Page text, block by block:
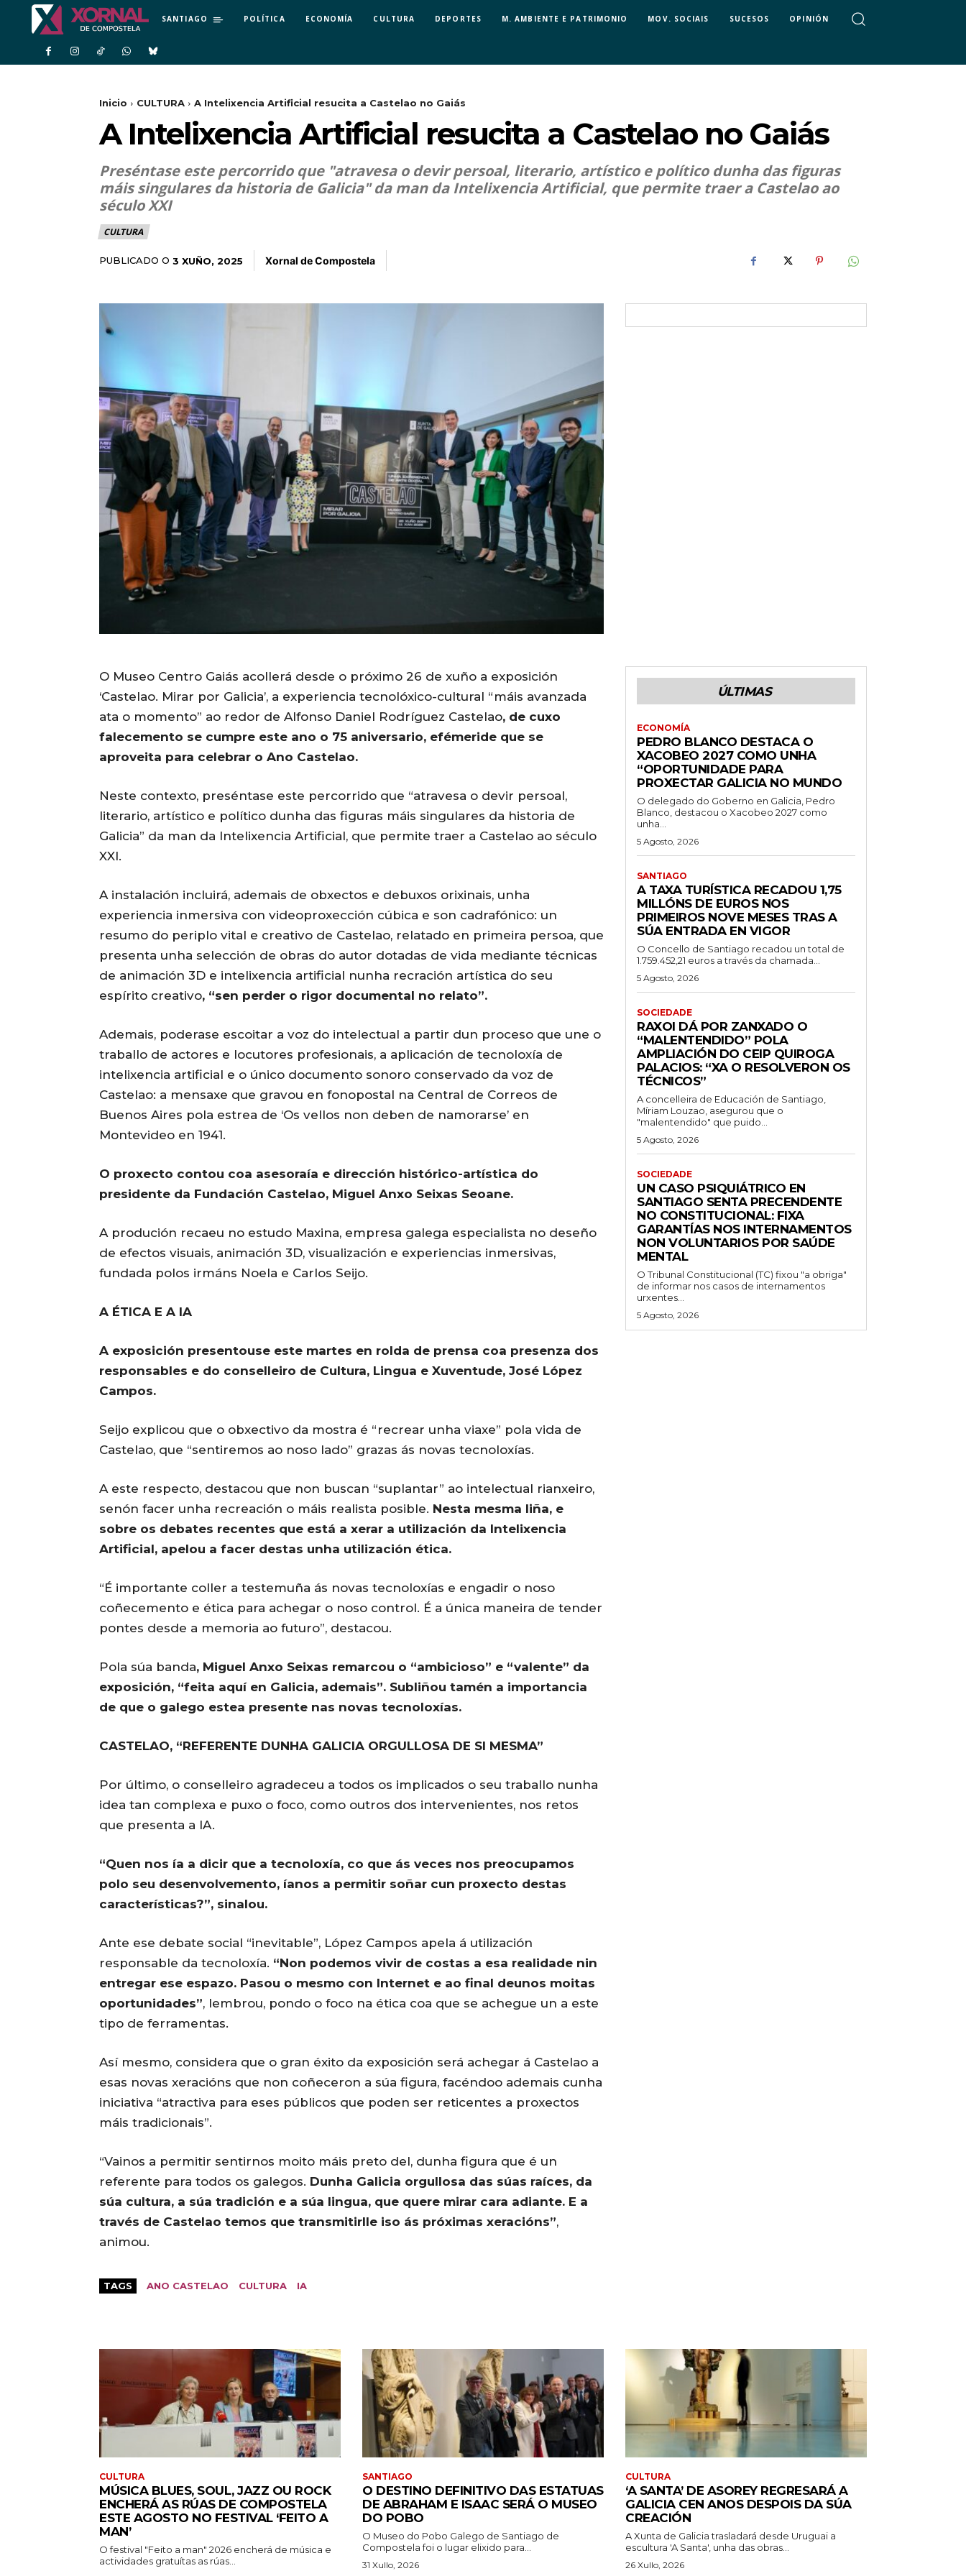
SANTIAGO POLÍTICA ECONOMÍA CULTURA DEPORTES M. AMBIENTE E PATRIMONIO MOV. SOCIAIS SUCESOS OPINIÓN
Inicio CULTURA A Intelixencia Artificial resucita a Castelao no Gaiás
A Intelixencia Artificial resucita a Castelao no Gaiás
Preséntase este percorrido que "atravesa o devir persoal, literario, artístico e político dunha das figuras
máis singulares da historia de Galicia" da man da Intelixencia Artificial, que permite traer a Castelao ao
século XXI
CULTURA
PUBLICADO O 3 XUÑO, 2025 Xornal de Compostela
O Museo Centro Gaiás acollerá desde o próximo 26 de xuño a exposición
‘Castelao. Mirar por Galicia’, a experiencia tecnolóxico-cultural “máis avanzada
ata o momento” ao redor de Alfonso Daniel Rodríguez Castelao, de cuxo
falecemento se cumpre este ano o 75 aniversario, efémeride que se
aproveita para celebrar o Ano Castelao.
Neste contexto, preséntase este percorrido que “atravesa o devir persoal,
literario, artístico e político dunha das figuras máis singulares da historia de
Galicia” da man da Intelixencia Artificial, que permite traer a Castelao ao século
XXI.
A instalación incluirá, ademais de obxectos e debuxos orixinais, unha
experiencia inmersiva con videoproxección cúbica e son cadrafónico: un
resumo do periplo vital e creativo de Castelao, relatado en primeira persoa, que
presenta unha selección de obras do autor dotadas de vida mediante técnicas
de animación 3D e intelixencia artificial nunha recración artística do seu
espírito creativo, “sen perder o rigor documental no relato”.
Ademais, poderase escoitar a voz do intelectual a partir dun proceso que une o
traballo de actores e locutores profesionais, a aplicación de tecnoloxía de
intelixencia artificial e o único documento sonoro conservado da voz de
Castelao: a mensaxe que gravou en fonopostal na Central de Correos de
Buenos Aires pola estrea de ‘Os vellos non deben de namorarse’ en
Montevideo en 1941.
O proxecto contou coa asesoraía e dirección histórico-artística do
presidente da Fundación Castelao, Miguel Anxo Seixas Seoane.
A produción recaeu no estudo Maxina, empresa galega especialista no deseño
de efectos visuais, animación 3D, visualización e experiencias inmersivas,
fundada polos irmáns Noela e Carlos Seijo.
A ÉTICA E A IA
A exposición presentouse este martes en rolda de prensa coa presenza dos
responsables e do conselleiro de Cultura, Lingua e Xuventude, José López
Campos.
Seijo explicou que o obxectivo da mostra é “recrear unha viaxe” pola vida de
Castelao, que “sentiremos ao noso lado” grazas ás novas tecnoloxías.
A este respecto, destacou que non buscan “suplantar” ao intelectual rianxeiro,
senón facer unha recreación o máis realista posible. Nesta mesma liña, e
sobre os debates recentes que está a xerar a utilización da Intelixencia
Artificial, apelou a facer destas unha utilización ética.
“É importante coller a testemuña ás novas tecnoloxías e engadir o noso
coñecemento e ética para achegar o noso control. É a única maneira de tender
pontes desde a memoria ao futuro”, destacou.
Pola súa banda, Miguel Anxo Seixas remarcou o “ambicioso” e “valente” da
exposición, “feita aquí en Galicia, ademais”. Subliñou tamén a importancia
de que o galego estea presente nas novas tecnoloxías.
CASTELAO, “REFERENTE DUNHA GALICIA ORGULLOSA DE SI MESMA”
Por último, o conselleiro agradeceu a todos os implicados o seu traballo nunha
idea tan complexa e puxo o foco, como outros dos intervenientes, nos retos
que presenta a IA.
“Quen nos ía a dicir que a tecnoloxía, co que ás veces nos preocupamos
polo seu desenvolvemento, íanos a permitir soñar cun proxecto destas
características?”, sinalou.
Ante ese debate social “inevitable”, López Campos apela á utilización
responsable da tecnoloxía. “Non podemos vivir de costas a esa realidade nin
entregar ese espazo. Pasou o mesmo con Internet e ao final deunos moitas
oportunidades”, lembrou, pondo o foco na ética coa que se achegue un a este
tipo de ferramentas.
Así mesmo, considera que o gran éxito da exposición será achegar á Castelao a
esas novas xeracións que non coñeceron a súa figura, facéndoo ademais cunha
iniciativa “atractiva para eses públicos que poden ser reticentes a proxectos
máis tradicionais”.
“Vainos a permitir sentirnos moito máis preto del, dunha figura que é un
referente para todos os galegos. Dunha Galicia orgullosa das súas raíces, da
súa cultura, a súa tradición e a súa lingua, que quere mirar cara adiante. E a
través de Castelao temos que transmitirlle iso ás próximas xeracións”,
animou.
TAGS ANO CASTELAO CULTURA IA
ÚLTIMAS
ECONOMÍA
PEDRO BLANCO DESTACA O
XACOBEO 2027 COMO UNHA
“OPORTUNIDADE PARA
PROXECTAR GALICIA NO MUNDO
O delegado do Goberno en Galicia, Pedro
Blanco, destacou o Xacobeo 2027 como
unha...
5 Agosto, 2026
SANTIAGO
A TAXA TURÍSTICA RECADOU 1,75
MILLÓNS DE EUROS NOS
PRIMEIROS NOVE MESES TRAS A
SÚA ENTRADA EN VIGOR
O Concello de Santiago recadou un total de
1.759.452,21 euros a través da chamada...
5 Agosto, 2026
SOCIEDADE
RAXOI DÁ POR ZANXADO O
“MALENTENDIDO” POLA
AMPLIACIÓN DO CEIP QUIROGA
PALACIOS: “XA O RESOLVERON OS
TÉCNICOS”
A concelleira de Educación de Santiago,
Míriam Louzao, asegurou que o
"malentendido" que puido...
5 Agosto, 2026
SOCIEDADE
UN CASO PSIQUIÁTRICO EN
SANTIAGO SENTA PRECENDENTE
NO CONSTITUCIONAL: FIXA
GARANTÍAS NOS INTERNAMENTOS
NON VOLUNTARIOS POR SAÚDE
MENTAL
O Tribunal Constitucional (TC) fixou "a obriga"
de informar nos casos de internamentos
urxentes...
5 Agosto, 2026
CULTURA
MÚSICA BLUES, SOUL, JAZZ OU ROCK
ENCHERÁ AS RÚAS DE COMPOSTELA
ESTE AGOSTO NO FESTIVAL ‘FEITO A
MAN’
O festival "Feito a man" 2026 encherá de música e
actividades gratuítas as rúas...
SANTIAGO
O DESTINO DEFINITIVO DAS ESTATUAS
DE ABRAHAM E ISAAC SERÁ O MUSEO
DO POBO
O Museo do Pobo Galego de Santiago de
Compostela foi o lugar elixido para...
31 Xullo, 2026
CULTURA
‘A SANTA’ DE ASOREY REGRESARÁ A
GALICIA CEN ANOS DESPOIS DA SÚA
CREACIÓN
A Xunta de Galicia trasladará desde Uruguai a
escultura 'A Santa', unha das obras...
26 Xullo, 2026